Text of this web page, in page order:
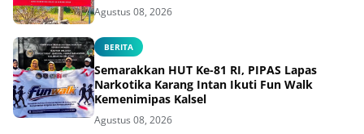
Agustus 08, 2026
BERITA
Semarakkan HUT Ke-81 RI, PIPAS Lapas
Narkotika Karang Intan Ikuti Fun Walk
Kemenimipas Kalsel
Agustus 08, 2026